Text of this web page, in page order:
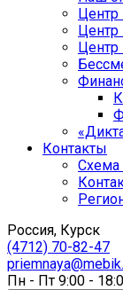
Центр
Центр
Центр
Контакты
Схема
Россия, Курск
(4712) 70-82-47
Пн - Пт 9:00 -